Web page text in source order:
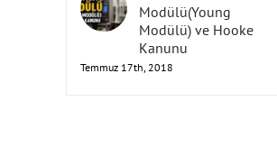
Elastisite
Modülü(Young
Modülü) ve Hooke